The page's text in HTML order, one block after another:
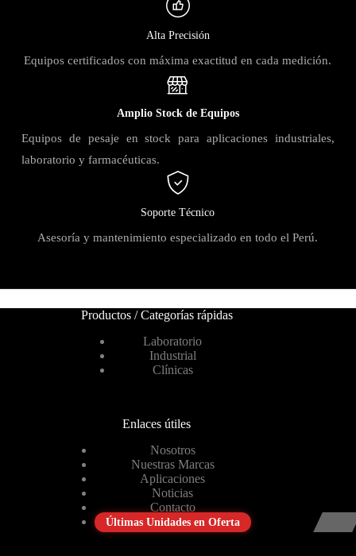
Alta Precisión
Equipos certificados con máxima exactitud en cada medición.
Amplio Stock de Equipos
Equipos de pesaje en stock para aplicaciones industriales,
laboratorio y farmacéuticas.
Soporte Técnico
Asesoría y mantenimiento especializado en todo el Perú.
Productos / Categorías rápidas
Laboratorio
Industrial
Clínicas
Enlaces útiles
Nosotros
Nuestras Marcas
Aplicaciones
Noticias
Contacto
Últimas Unidades en Oferta